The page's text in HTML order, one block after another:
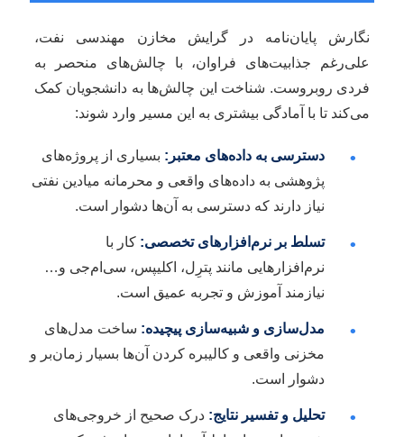
نگارش پایان‌نامه در گرایش مخازن مهندسی نفت،
علی‌رغم جذابیت‌های فراوان، با چالش‌های منحصر به
فردی روبروست. شناخت این چالش‌ها به دانشجویان کمک
می‌کند تا با آمادگی بیشتری به این مسیر وارد شوند:
• دسترسی به داده‌های معتبر: بسیاری از پروژه‌های
پژوهشی به داده‌های واقعی و محرمانه میادین نفتی
نیاز دارند که دسترسی به آن‌ها دشوار است.
• تسلط بر نرم‌افزارهای تخصصی: کار با
نرم‌افزارهایی مانند پترِل، اکلیپس، سی‌ام‌جی و…
نیازمند آموزش و تجربه عمیق است.
• مدل‌سازی و شبیه‌سازی پیچیده: ساخت مدل‌های
مخزنی واقعی و کالیبره کردن آن‌ها بسیار زمان‌بر و
دشوار است.
• تحلیل و تفسیر نتایج: درک صحیح از خروجی‌های